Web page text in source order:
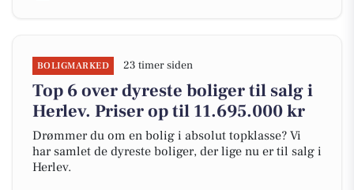
BOLIGMARKED 23 timer siden
Top 6 over dyreste boliger til salg i
Herlev. Priser op til 11.695.000 kr
Drømmer du om en bolig i absolut topklasse? Vi
har samlet de dyreste boliger, der lige nu er til salg i
Herlev.